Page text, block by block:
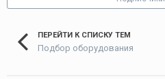
ПЕРЕЙТИ К СПИСКУ ТЕМ
Подбор оборудования